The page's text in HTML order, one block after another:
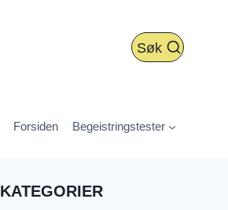
Søk
Forsiden Begeistringstester
KATEGORIER